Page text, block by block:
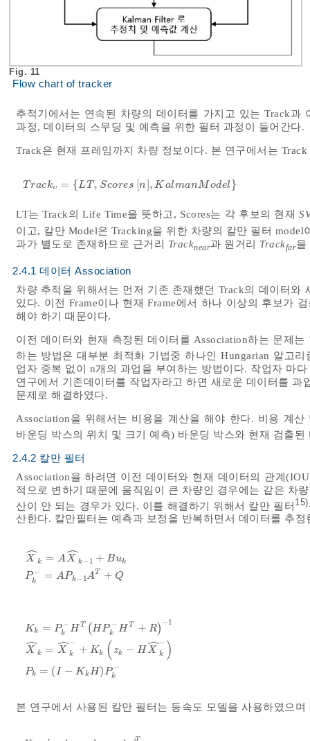
Fig. 11
Flow chart of tracker
추적기에서는 연속된 차량의 데이터를 가지고 있는 Track
과정, 데이터의 스무딩 및 예측을 위한 필터 과정이 들어간다.
Track은 현재 프레임까지 차량 정보이다. 본 연구에서는
Trackυ = {LT, Scores [n], K alman M odel }
T rackυ=LT,Sc or esn,KalmanMod e
LT는 Track의 Life Time을 뜻하고, Scores는 각 후보의 현재
이고, 칼만 Model은 Tracking을 위한 차량의 칼만 필터
과가 별도로 존재하므로 근거리 Tracknear과 원거리 Trackfar을
2.4.1 데이터 Association
차량 추적을 위해서는 먼저 기존 존재했던 Track의 데이터
있다. 이전 Frame이나 현재 Frame에서 하나 이상의 후보가
해야 하기 때문이다.
이전 데이터와 현재 측정된 데이터를 Association하는 문제
하는 방법은 대부분 최적화 기법중 하나인 Hungarian 알고리
업자 중복 없이 n개의 과업을 부여하는 방법이다. 작업자 마
연구에서 기존데이터를 작업자라고 하면 새로운 데이터를
문제로 해결하였다.
Association을 위해서는 비용을 계산을 해야 한다. 비용 계
바운딩 박스의 위치 및 크기 예측) 바운딩 박스와 현재 검출
2.4.2 칼만 필터
Association을 하려면 이전 데이터와 현재 데이터의 관계
적으로 변하기 때문에 움직임이 큰 차량인 경우에는 같은 차
산이 안 되는 경우가 있다. 이를 해결하기 위해서 칼만 필터 15)
산한다. 칼만필터는 예측과 보정을 반복하면서 데이터를 추
X
ˆk = AX
ˆk −1 + Buk
P −
k = APk− 1AT + Q
k -1+ B Pk
Kk = P −
k H T (HP −
k H T + R) −1
X
ˆk = X
ˆ−
k + Kk ( zk − H X
ˆ−
k )
Pk = (I − K kH)P −
k
Kk = Pk -H T HPk- H T+ R 1X^ k =
본 연구에서 사용된 칼만 필터는 등속도 모델을 사용하였으
T